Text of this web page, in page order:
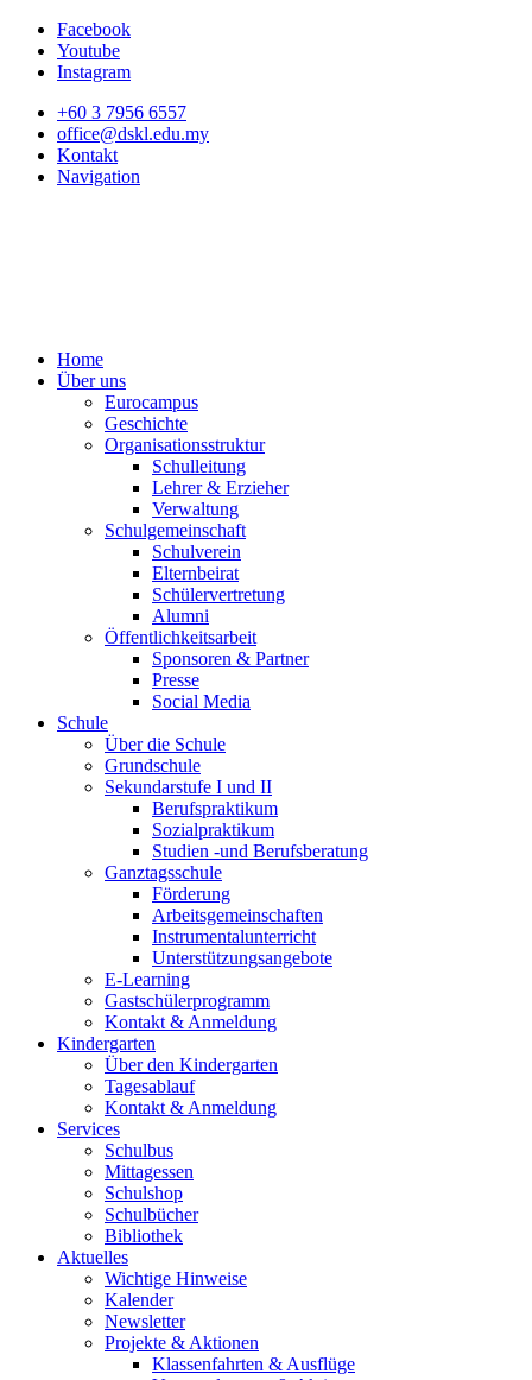
Facebook
Youtube
Instagram
+60 3 7956 6557
office@dskl.edu.my
Kontakt
Navigation
Home
Über uns
Eurocampus
Geschichte
Organisationsstruktur
Schulleitung
Lehrer & Erzieher
Verwaltung
Schulgemeinschaft
Schulverein
Elternbeirat
Schülervertretung
Alumni
Öffentlichkeitsarbeit
Sponsoren & Partner
Presse
Social Media
Schule
Über die Schule
Grundschule
Sekundarstufe I und II
Berufspraktikum
Sozialpraktikum
Studien -und Berufsberatung
Ganztagsschule
Förderung
Arbeitsgemeinschaften
Instrumentalunterricht
Unterstützungsangebote
E-Learning
Gastschülerprogramm
Kontakt & Anmeldung
Kindergarten
Über den Kindergarten
Tagesablauf
Kontakt & Anmeldung
Services
Schulbus
Mittagessen
Schulshop
Schulbücher
Bibliothek
Aktuelles
Wichtige Hinweise
Kalender
Newsletter
Projekte & Aktionen
Klassenfahrten & Ausflüge